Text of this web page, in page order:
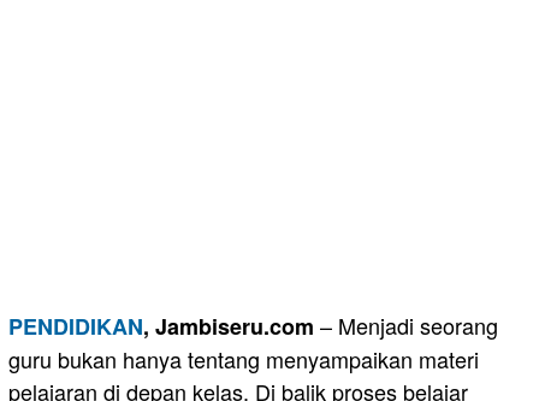
PENDIDIKAN, Jambiseru.com – Menjadi seorang
guru bukan hanya tentang menyampaikan materi
pelajaran di depan kelas. Di balik proses belajar